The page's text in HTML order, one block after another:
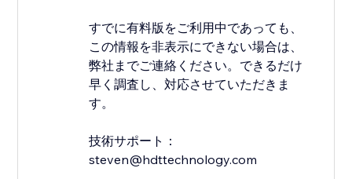
すでに有料版をご利用中であっても、
この情報を非表示にできない場合は、
弊社までご連絡ください。できるだけ
早く調査し、対応させていただきま
す。
技術サポート：
steven@hdttechnology.com